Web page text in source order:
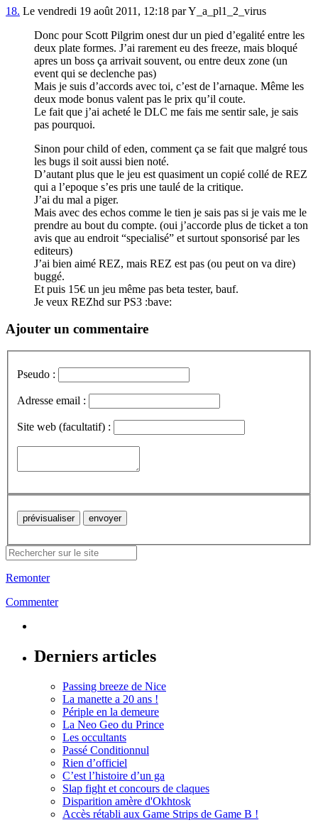
18. Le vendredi 19 août 2011, 12:18 par Y_a_pl1_2_virus
Donc pour Scott Pilgrim onest dur un pied d’egalité entre les
deux plate formes. J’ai rarement eu des freeze, mais bloqué
apres un boss ça arrivait souvent, ou entre deux zone (un
event qui se declenche pas)
Mais je suis d’accords avec toi, c’est de l’arnaque. Même les
deux mode bonus valent pas le prix qu’il coute.
Le fait que j’ai acheté le DLC me fais me sentir sale, je sais
pas pourquoi.
Sinon pour child of eden, comment ça se fait que malgré tous
les bugs il soit aussi bien noté.
D’autant plus que le jeu est quasiment un copié collé de REZ
qui a l’epoque s’es pris une taulé de la critique.
J’ai du mal a piger.
Mais avec des echos comme le tien je sais pas si je vais me le
prendre au bout du compte. (oui j’accorde plus de ticket a ton
avis que au endroit “specialisé” et surtout sponsorisé par les
editeurs)
J’ai bien aimé REZ, mais REZ est pas (ou peut on va dire)
buggé.
Et puis 15€ un jeu même pas beta tester, bauf.
Je veux REZhd sur PS3 :bave:
Ajouter un commentaire
Pseudo :
Adresse email :
Site web (facultatif) :
Remonter
Commenter
Derniers articles
Passing breeze de Nice
La manette a 20 ans !
Périple en la demeure
La Neo Geo du Prince
Les occultants
Passé Conditionnul
Rien d’officiel
C’est l’histoire d’un ga
Slap fight et concours de claques
Disparition amère d'Okhtosk
Accès rétabli aux Game Strips de Game B !